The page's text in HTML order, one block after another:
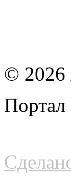
© 2026
Портал